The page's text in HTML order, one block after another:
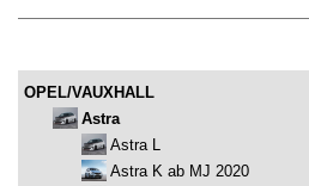
OPEL/VAUXHALL
Astra
Astra L
Astra K ab MJ 2020